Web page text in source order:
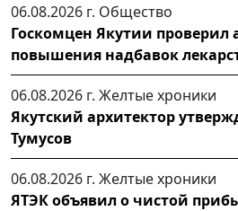
06.08.2026 г. Общество
Госкомцен Якутии проверил
повышения надбавок
06.08.2026 г. Желтые хроники
Якутский архитектор
Тумусов
06.08.2026 г. Желтые хроники
ЯТЭК объявил о чистой